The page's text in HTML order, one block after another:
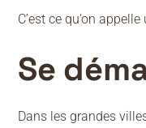
C’est ce qu’on appelle
Se
Dans les grandes